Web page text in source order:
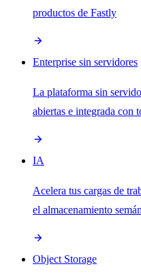
productos de Fastly
Enterprise sin servidores
La plataforma sin
abiertas e integrada con
IA
Acelera tus cargas de
el almacenamiento
Object Storage